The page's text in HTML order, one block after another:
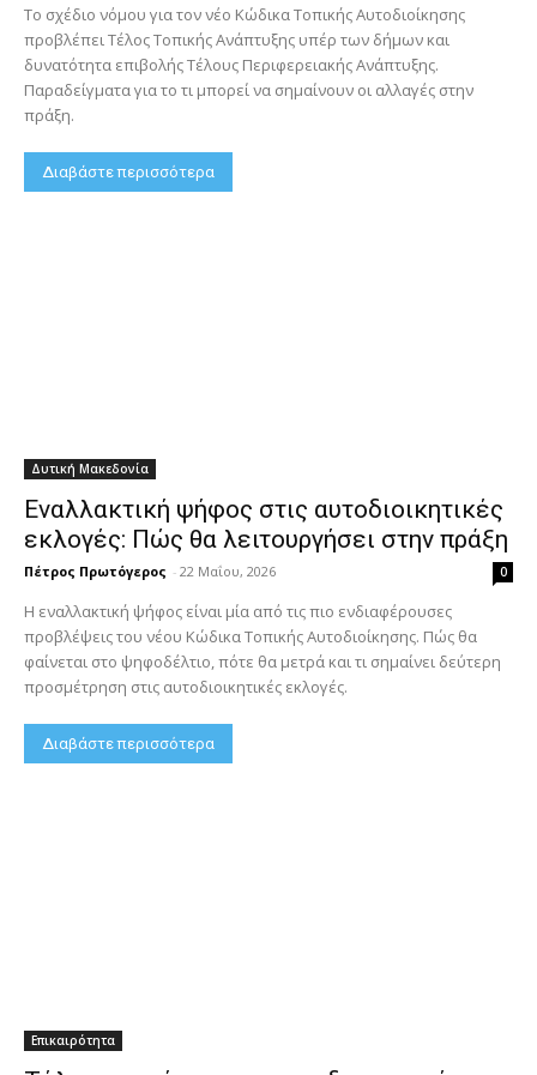
Το σχέδιο νόμου για τον νέο Κώδικα Τοπικής Αυτοδιοίκησης
προβλέπει Τέλος Τοπικής Ανάπτυξης υπέρ των δήμων και
δυνατότητα επιβολής Τέλους Περιφερειακής Ανάπτυξης.
Παραδείγματα για το τι μπορεί να σημαίνουν οι αλλαγές στην
πράξη.
Διαβάστε περισσότερα
Δυτική Μακεδονία
Εναλλακτική ψήφος στις αυτοδιοικητικές
εκλογές: Πώς θα λειτουργήσει στην πράξη
Πέτρος Πρωτόγερος - 22 Μαΐου, 2026 0
Η εναλλακτική ψήφος είναι μία από τις πιο ενδιαφέρουσες
προβλέψεις του νέου Κώδικα Τοπικής Αυτοδιοίκησης. Πώς θα
φαίνεται στο ψηφοδέλτιο, πότε θα μετρά και τι σημαίνει δεύτερη
προσμέτρηση στις αυτοδιοικητικές εκλογές.
Διαβάστε περισσότερα
Επικαιρότητα